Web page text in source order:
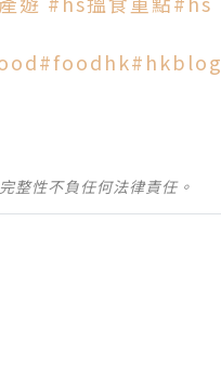
#foodhk#hkblog
整性不負任何法律責任。